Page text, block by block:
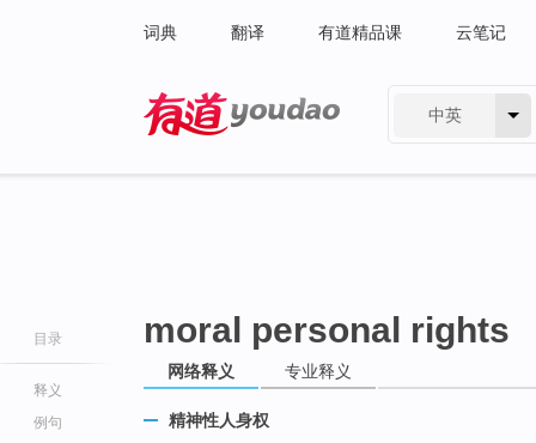
词典 翻译 有道精品课 云笔记
中英
目录
释义
例句
moral personal rights
网络释义 专业释义
精神性人身权